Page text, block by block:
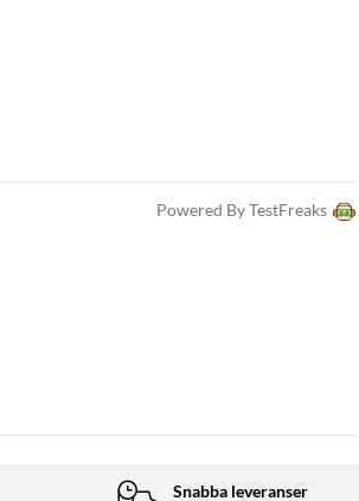
Powered By TestFreaks
Snabba leveranser